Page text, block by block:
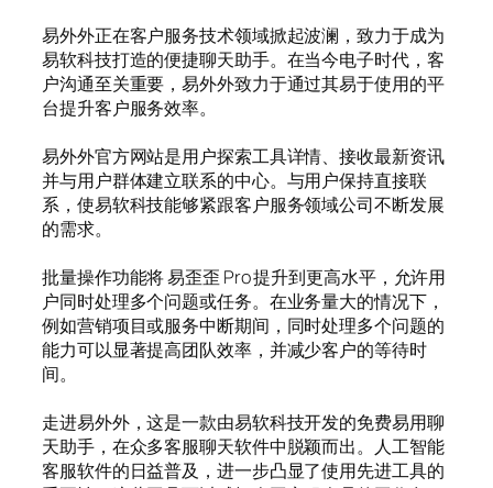
易外外正在客户服务技术领域掀起波澜，致力于成为
易软科技打造的便捷聊天助手。在当今电子时代，客
户沟通至关重要，易外外致力于通过其易于使用的平
台提升客户服务效率。
易外外官方网站是用户探索工具详情、接收最新资讯
并与用户群体建立联系的中心。与用户保持直接联
系，使易软科技能够紧跟客户服务领域公司不断发展
的需求。
批量操作功能将 易歪歪 Pro 提升到更高水平，允许用
户同时处理多个问题或任务。在业务量大的情况下，
例如营销项目或服务中断期间，同时处理多个问题的
能力可以显著提高团队效率，并减少客户的等待时
间。
走进易外外，这是一款由易软科技开发的免费易用聊
天助手，在众多客服聊天软件中脱颖而出。人工智能
客服软件的日益普及，进一步凸显了使用先进工具的